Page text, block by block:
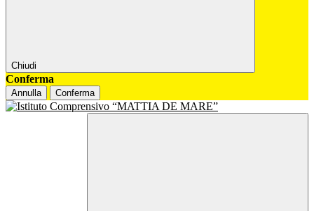
Chiudi
Conferma
Annulla Conferma